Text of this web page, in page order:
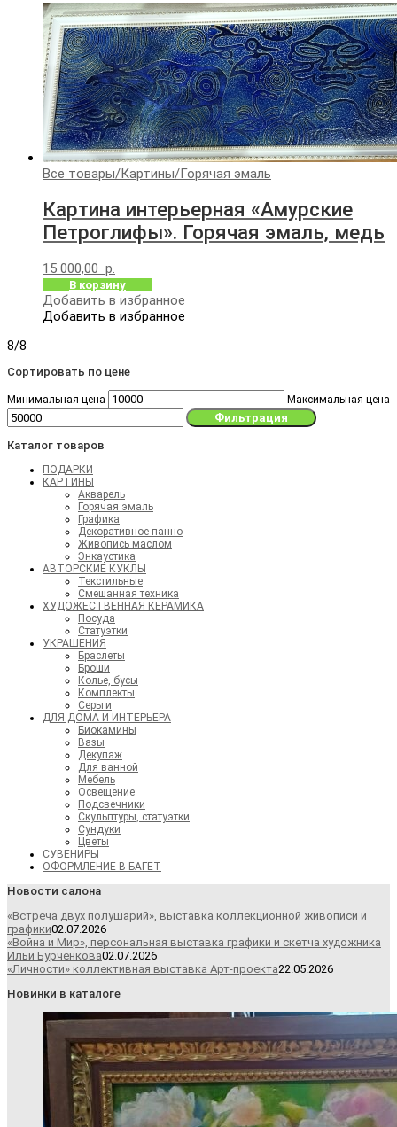
Все товары/Картины/Горячая эмаль
Картина интерьерная «Амурские
Петроглифы». Горячая эмаль, медь
15 000,00 р.
В корзину
Добавить в избранное
Добавить в избранное
8/8
Сортировать по цене
Минимальная цена Максимальная цена
Фильтрация
Каталог товаров
ПОДАРКИ
КАРТИНЫ
Акварель
Горячая эмаль
Графика
Декоративное панно
Живопись маслом
Энкаустика
АВТОРСКИЕ КУКЛЫ
Текстильные
Смешанная техника
ХУДОЖЕСТВЕННАЯ КЕРАМИКА
Посуда
Статуэтки
УКРАШЕНИЯ
Браслеты
Броши
Колье, бусы
Комплекты
Серьги
ДЛЯ ДОМА И ИНТЕРЬЕРА
Биокамины
Вазы
Декупаж
Для ванной
Мебель
Освещение
Подсвечники
Скульптуры, статуэтки
Сундуки
Цветы
СУВЕНИРЫ
ОФОРМЛЕНИЕ В БАГЕТ
Новости салона
«Встреча двух полушарий», выставка коллекционной живописи и
графики02.07.2026
«Война и Мир», персональная выставка графики и скетча художника
Ильи Бурчёнкова02.07.2026
«Личности» коллективная выставка Арт-проекта22.05.2026
Новинки в каталоге